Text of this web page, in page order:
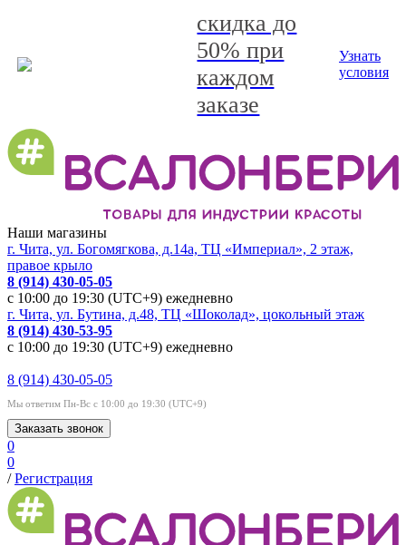
скидка до
50% при
каждом
заказе
Узнать
условия
Наши магазины
г. Чита, ул. Богомягкова, д.14а, ТЦ «Империал», 2 этаж,
правое крыло
8 (914) 430-05-05
с 10:00 до 19:30 (UTC+9) ежедневно
г. Чита, ул. Бутина, д.48, ТЦ «Шоколад», цокольный этаж
8 (914) 430-53-95
с 10:00 до 19:30 (UTC+9) ежедневно
8 (914) 430-05-05
Мы ответим Пн-Вс с 10:00 до 19:30 (UTC+9)
Заказать звонок
0
0
/ Регистрация